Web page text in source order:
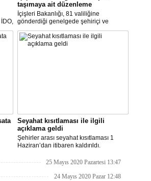
taşımaya ait düzenleme
İçişleri Bakanlığı, 81 valiliğine
gönderdiği genelgede şehiriçi ve
şehirlerarası yolcu taşımacılığında
yüzde 50 kapasite kullanma
zorunluluğunu kaldırdı.
Seyahat kısıtlaması ile ilgili
açıklama geldi
Şehirler arası seyahat kısıtlaması 1
Haziran’dan itibaren kaldırıldı.
bazı şehirler için seyahat kısıtlaması
25 Mayıs 2020 Pazartesi 13:47
24 Mayıs 2020 Pazar 12:48